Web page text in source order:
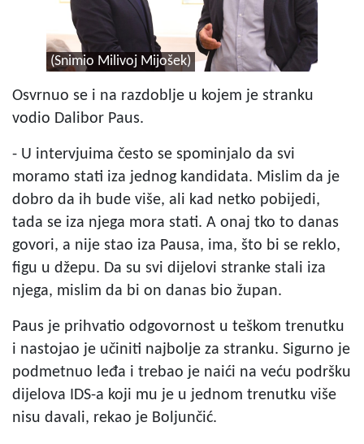
(Snimio Milivoj Mijošek)
Osvrnuo se i na razdoblje u kojem je stranku
vodio Dalibor Paus.
- U intervjuima često se spominjalo da svi
moramo stati iza jednog kandidata. Mislim da je
dobro da ih bude više, ali kad netko pobijedi,
tada se iza njega mora stati. A onaj tko to danas
govori, a nije stao iza Pausa, ima, što bi se reklo,
figu u džepu. Da su svi dijelovi stranke stali iza
njega, mislim da bi on danas bio župan.
Paus je prihvatio odgovornost u teškom trenutku
i nastojao je učiniti najbolje za stranku. Sigurno je
podmetnuo leđa i trebao je naići na veću podršku
dijelova IDS-a koji mu je u jednom trenutku više
nisu davali, rekao je Boljunčić.